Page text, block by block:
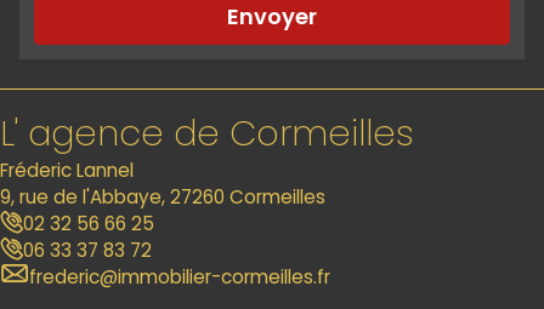
Envoyer
L' agence de Cormeilles
Fréderic Lannel
9, rue de l'Abbaye, 27260 Cormeilles
02 32 56 66 25
06 33 37 83 72
frederic@immobilier-cormeilles.fr